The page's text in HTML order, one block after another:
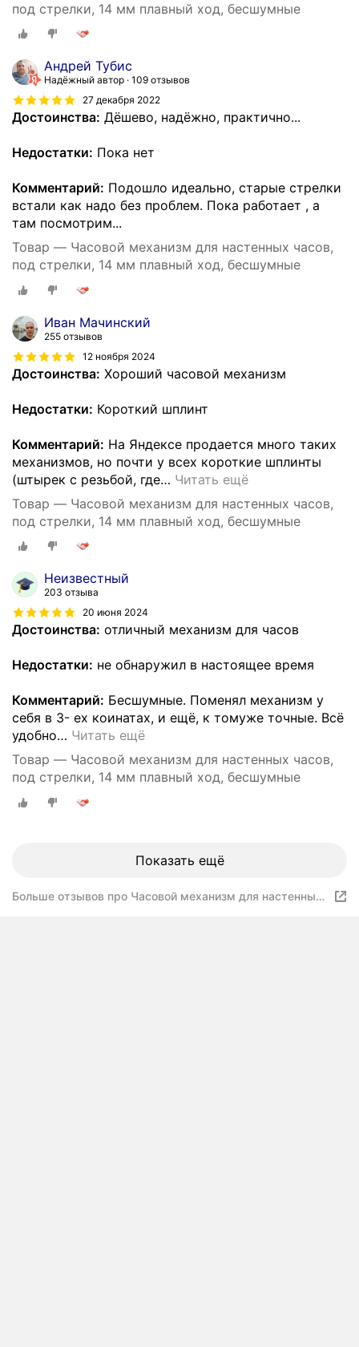
под стрелки, 14 мм плавный ход, бесшумные
Андрей Тубис
Надёжный автор 109 отзывов
27 декабря 2022
Достоинства: Дёшево, надёжно, практично...
Недостатки: Пока нет
Комментарий: Подошло идеально, старые стрелки
встали как надо без проблем. Пока работает , а
там посмотрим...
Товар — Часовой механизм для настенных часов,
под стрелки, 14 мм плавный ход, бесшумные
Иван Мачинский
255 отзывов
12 ноября 2024
Достоинства: Хороший часовой механизм
Недостатки: Короткий шплинт
Комментарий: На Яндексе продается много таких
механизмов, но почти у всех короткие шплинты
(штырек с резьбой, где… Читать ещё
Товар — Часовой механизм для настенных часов,
под стрелки, 14 мм плавный ход, бесшумные
Неизвестный
203 отзыва
20 июня 2024
Достоинства: отличный механизм для часов
Недостатки: не обнаружил в настоящее время
Комментарий: Бесшумные. Поменял механизм у
себя в 3- ех коинатах, и ещё, к томуже точные. Всё
удобно… Читать ещё
Товар — Часовой механизм для настенных часов,
под стрелки, 14 мм плавный ход, бесшумные
Показать ещё
Больше отзывов про Часовой механизм для настенных